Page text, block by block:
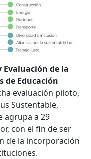
Evaluación de la
de Educación
evaluación piloto,
Sustentable,
agrupa a 29
con el fin de ser
de la incorporación